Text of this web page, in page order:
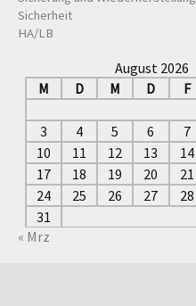
Sicherheit
HA/LB
August 2026
M
D M D F
3
4 5 6 7
10
11 12 13 14
17
18 19 20 21
24
25 26 27 28
31
« Mrz